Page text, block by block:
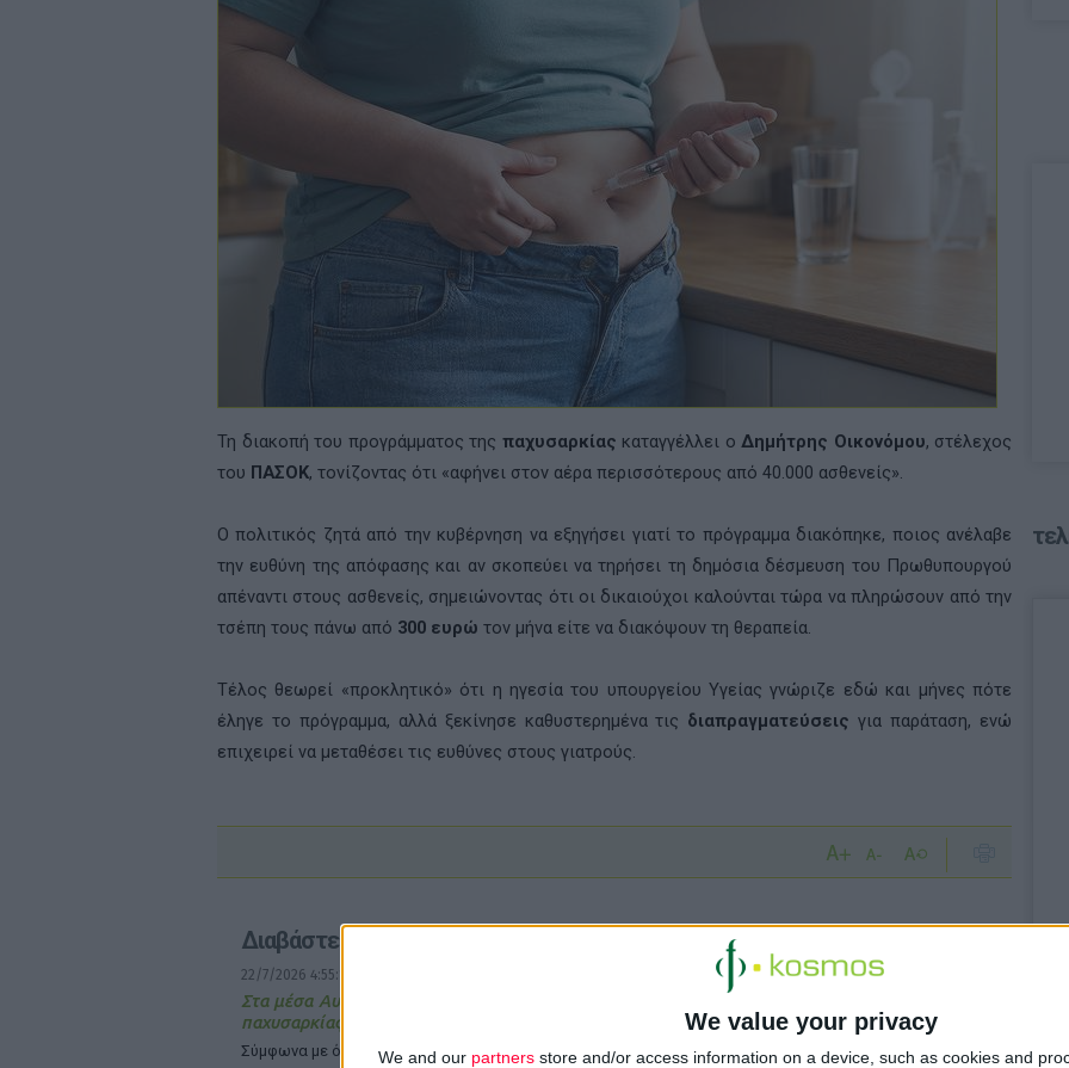
We value your privacy
We and our partners store and/or access information on a device, such as cookies and
Τη διακοπή του προγράμματος της παχυσαρκίας καταγγέλλει ο Δημήτρης Οικονόμου, στέλεχος
του ΠΑΣΟΚ, τονίζοντας ότι «αφήνει στον αέρα περισσότερους από 40.000 ασθενείς».
Ο πολιτικός ζητά από την κυβέρνηση να εξηγήσει γιατί το πρόγραμμα διακόπηκε, ποιος ανέλαβε
την ευθύνη της απόφασης και αν σκοπεύει να τηρήσει τη δημόσια δέσμευση του Πρωθυπουργού
απέναντι στους ασθενείς, σημειώνοντας ότι οι δικαιούχοι καλούνται τώρα να πληρώσουν από την
τσέπη τους πάνω από 300 ευρώ τον μήνα είτε να διακόψουν τη θεραπεία.
Τέλος θεωρεί «προκλητικό» ότι η ηγεσία του υπουργείου Υγείας γνώριζε εδώ και μήνες πότε
έληγε το πρόγραμμα, αλλά ξεκίνησε καθυστερημένα τις διαπραγματεύσεις για παράταση, ενώ
επιχειρεί να μεταθέσει τις ευθύνες στους γιατρούς.
Διαβάστε επίσης
22/7/2026 4:55:17 μμ
Στα μέσα Αυγούστου η εξόφληση των συνταγών
παχυσαρκίας
Σύμφωνα με όσα είπε ο υπουργός Υγείας στον ΠΦΣ